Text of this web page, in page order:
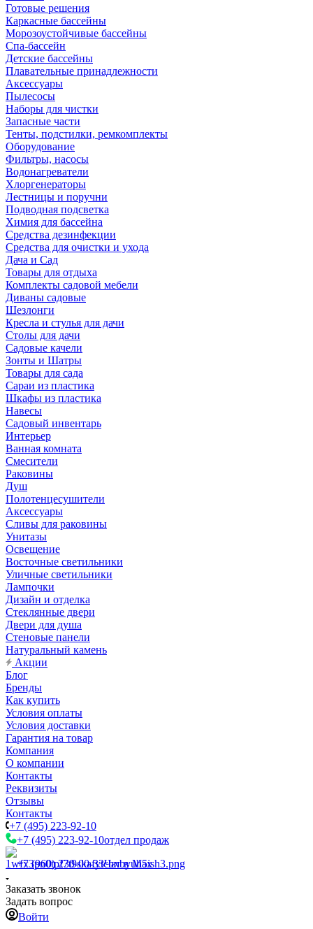
Готовые решения
Каркасные бассейны
Морозоустойчивые бассейны
Спа-бассейн
Детские бассейны
Плавательные принадлежности
Аксессуары
Пылесосы
Наборы для чистки
Запасные части
Тенты, подстилки, ремкомплекты
Оборудование
Фильтры, насосы
Водонагреватели
Хлоргенераторы
Лестницы и поручни
Подводная подсветка
Химия для бассейна
Средства дезинфекции
Средства для очистки и ухода
Дача и Сад
Товары для отдыха
Комплекты садовой мебели
Диваны садовые
Шезлонги
Кресла и стулья для дачи
Столы для дачи
Садовые качели
Зонты и Шатры
Товары для сада
Сараи из пластика
Шкафы из пластика
Навесы
Садовый инвентарь
Интерьер
Ванная комната
Смесители
Раковины
Душ
Полотенцесушители
Аксессуары
Сливы для раковины
Унитазы
Освещение
Восточные светильники
Уличные светильники
Лампочки
Дизайн и отделка
Стеклянные двери
Двери для душа
Стеновые панели
Натуральный камень
Акции
Блог
Бренды
Как купить
Условия оплаты
Условия доставки
Гарантия на товар
Компания
О компании
Контакты
Реквизиты
Отзывы
Контакты
+7 (495) 223-92-10
+7 (495) 223-92-10отдел продаж
+7 (960) 230-00-33Чат в Max
Заказать звонок
Задать вопрос
Войти